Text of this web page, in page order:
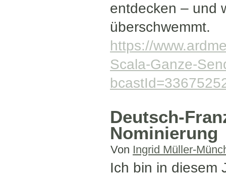
entdecken – und
überschwemmt.
https://
Scala-Ganze-
Deutsch-
Nominierung
Von Ingrid Müller-
Ich bin in diesem